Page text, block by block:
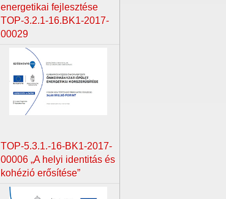
energetikai fejlesztése
TOP-3.2.1-16.BK1-2017-
00029
TOP-5.3.1.-16-BK1-2017-
00006 „A helyi identitás és
kohézió erősítése”